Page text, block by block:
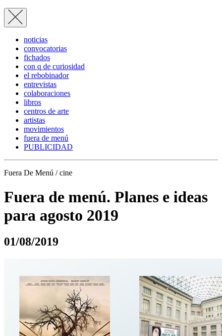
noticias
convocatorias
fichados
con q de curiosidad
el rebobinador
entrevistas
colaboraciones
libros
centros de arte
artistas
movimientos
fuera de menú
PUBLICIDAD
Fuera De Menú / cine
Fuera de menú. Planes e ideas
para agosto 2019
01/08/2019